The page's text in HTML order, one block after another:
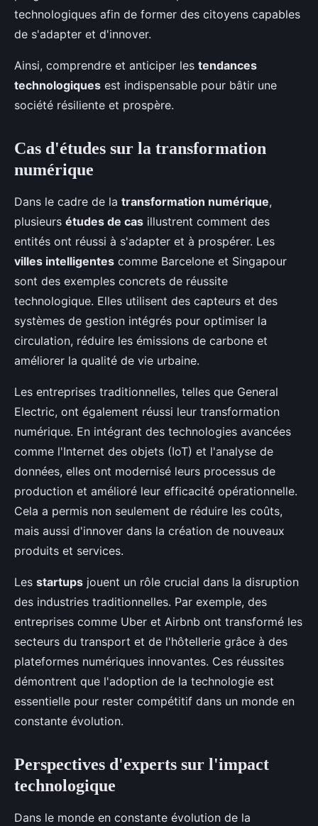
technologiques afin de former des citoyens capables
de s'adapter et d'innover.
Ainsi, comprendre et anticiper les tendances
technologiques est indispensable pour bâtir une
société résiliente et prospère.
Cas d'études sur la transformation
numérique
Dans le cadre de la transformation numérique,
plusieurs études de cas illustrent comment des
entités ont réussi à s'adapter et à prospérer. Les
villes intelligentes comme Barcelone et Singapour
sont des exemples concrets de réussite
technologique. Elles utilisent des capteurs et des
systèmes de gestion intégrés pour optimiser la
circulation, réduire les émissions de carbone et
améliorer la qualité de vie urbaine.
Les entreprises traditionnelles, telles que General
Electric, ont également réussi leur transformation
numérique. En intégrant des technologies avancées
comme l'Internet des objets (IoT) et l'analyse de
données, elles ont modernisé leurs processus de
production et amélioré leur efficacité opérationnelle.
Cela a permis non seulement de réduire les coûts,
mais aussi d'innover dans la création de nouveaux
produits et services.
Les startups jouent un rôle crucial dans la disruption
des industries traditionnelles. Par exemple, des
entreprises comme Uber et Airbnb ont transformé les
secteurs du transport et de l'hôtellerie grâce à des
plateformes numériques innovantes. Ces réussites
démontrent que l'adoption de la technologie est
essentielle pour rester compétitif dans un monde en
constante évolution.
Perspectives d'experts sur l'impact
technologique
Dans le monde en constante évolution de la